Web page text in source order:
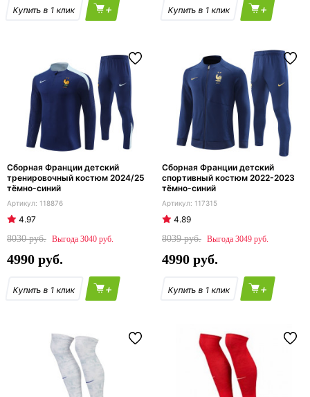
+ +
Сборная Франции детский
тренировочный костюм 2024/25
тёмно-синий
118876
4.97
8030
3040
4990
+
Сборная Франции детский
спортивный костюм 2022-2023
тёмно-синий
117315
4.89
8039
3049
4990
+